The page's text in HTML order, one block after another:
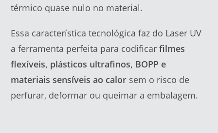
térmico quase nulo no material.
Essa característica tecnológica faz do Laser UV
a ferramenta perfeita para codificarfilmes
flexíveis, plásticos ultrafinos, BOPP e
materiais sensíveis ao calor sem o risco de
perfurar, deformar ou queimar a embalagem.